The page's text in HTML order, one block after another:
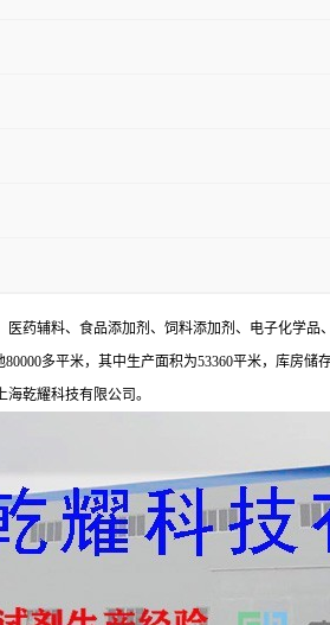
药辅料、食品添加剂、饲料添加剂、电子化学
多平米，其中生产面积为53360平米，库房
乾耀科技有限公司。